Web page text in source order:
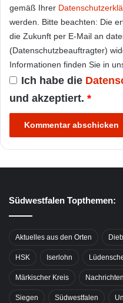
gemäß Ihrer
werden. Bitte beachten: Die
die Zukunft per E-Mail an
(Datenschutzbeauftragter)
Informationen finden Sie in
Ich habe die
und akzeptiert. *
Südwestfalen Topthemen:
Aktuelles aus den Orten
HSK Iserlohn
Märkischer Kreis Nachrichten
Siegen Südwestfalen